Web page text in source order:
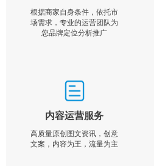
根据商家自身条件，依托市
场需求，专业的运营团队为
您品牌定位分析推广
内容运营服务
高质量原创图文资讯，创意
文案，内容为王，流量为主